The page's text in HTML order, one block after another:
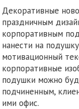
Декоративные
праздничным
корпоративным
нанести на
мотивационный
корпоративные
подушки можно
подчиненным,
ими офис.